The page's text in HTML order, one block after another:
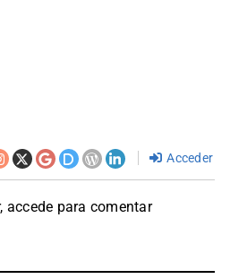
Acceder
accede para comentar